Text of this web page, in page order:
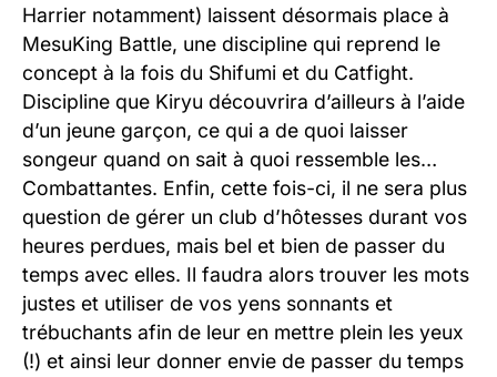
Harrier notamment) laissent désormais place à
MesuKing Battle, une discipline qui reprend le
concept à la fois du Shifumi et du Catfight.
Discipline que Kiryu découvrira d’ailleurs à l’aide
d’un jeune garçon, ce qui a de quoi laisser
songeur quand on sait à quoi ressemble les…
Combattantes. Enfin, cette fois-ci, il ne sera plus
question de gérer un club d’hôtesses durant vos
heures perdues, mais bel et bien de passer du
temps avec elles. Il faudra alors trouver les mots
justes et utiliser de vos yens sonnants et
trébuchants afin de leur en mettre plein les yeux
(!) et ainsi leur donner envie de passer du temps